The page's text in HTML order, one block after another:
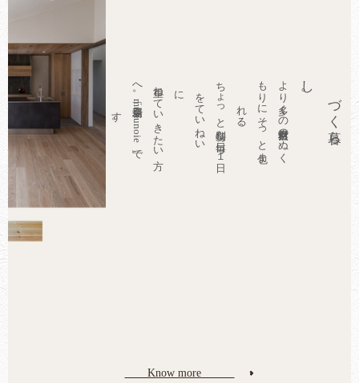
ま
づ
し
よ
り
多く の
自然素材の
ぬ
く
も
り
に そ
っ
と
包ま
れ る
、
ち
ょっ
と
特別な
毎日。
１
日
をて
い
ね
い
に
重ね
て
い き
た
い
方
へ。
新登場「m
u
k
u
n
o
i
e
」で
す
。
Know more